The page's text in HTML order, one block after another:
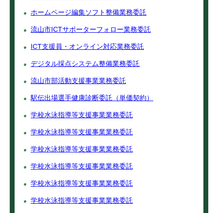
ホームページ編集ソフト整備業務委託
流山市ICTサポーターフォロー業務委託
ICT支援員・オンライン対応業務委託
デジタル採点システム整備業務委託
流山市部活動支援事業業務委託
駅伝出場選手健康診断委託（単価契約）
学校水泳指導等支援事業業務委託
学校水泳指導等支援事業業務委託
学校水泳指導等支援事業業務委託
学校水泳指導等支援事業業務委託
学校水泳指導等支援事業業務委託
学校水泳指導等支援事業業務委託